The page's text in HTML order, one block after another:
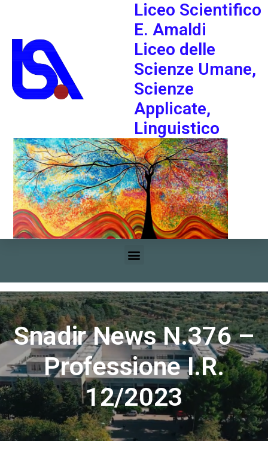
Liceo Scientifico
E. Amaldi
Liceo delle
Scienze Umane,
Scienze
Applicate,
Linguistico
Home»Snadir News n.376 – Professione i.r. 12/2023
Snadir News N.376 –
Professione I.r.
12/2023